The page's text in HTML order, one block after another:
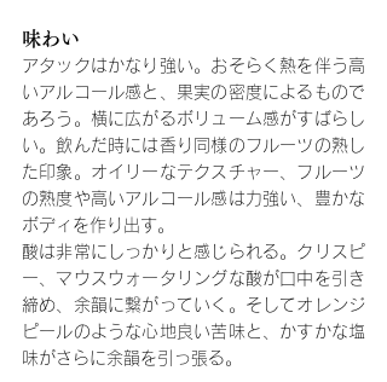
味わい
アタックはかなり強い。おそらく熱を伴う高
いアルコール感と、果実の密度によるもので
あろう。横に広がるボリューム感がすばらし
い。飲んだ時には香り同様のフルーツの熟し
た印象。オイリーなテクスチャー、フルーツ
の熟度や高いアルコール感は力強い、豊かな
ボディを作り出す。
酸は非常にしっかりと感じられる。クリスピ
ー、マウスウォータリングな酸が口中を引き
締め、余韻に繋がっていく。そしてオレンジ
ピールのような心地良い苦味と、かすかな塩
味がさらに余韻を引っ張る。